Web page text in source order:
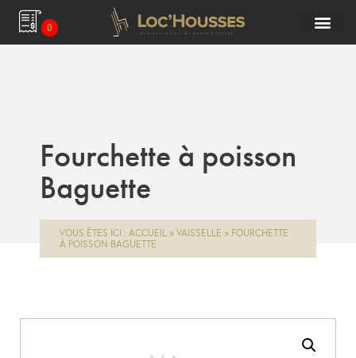
0
Fourchette à poisson
Baguette
VOUS ÊTES ICI : ACCUEIL » VAISSELLE » FOURCHETTE
À POISSON BAGUETTE